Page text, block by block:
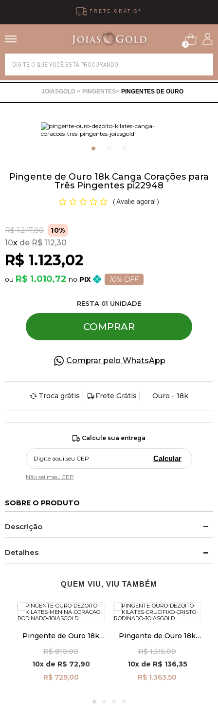
0
PINGENTES PINGENTES DE OURO
Pingente de Ouro 18k Canga Corações para
Três Pingentes pi22948
( Avalie agora! )
R$ 1.247,80 10%
R$ 1.123,02
10x R$ 112,30
R$ 1.010,72 PIX 10% OFF
RESTA 01 UNIDADE
COMPRAR
Comprar pelo WhatsApp
Troca grátis Frete Grátis Ouro - 18k
Calcule sua entrega
Calcular
Não sei meu CEP
SOBRE O PRODUTO
Descrição
Detalhes
QUEM VIU, VIU TAMBÉM
Pingente de Ouro 18k
Rodinado pi23344
R$ 810,00
10xde R$ 72,90
R$ 729,00
Pingente de Ouro 18k
Rodinado pi24486
R$ 1.515,00
10xde R$ 136,35
R$ 1.363,50
Alianças
Brincos
Gargantilhas
Pulseiras
Piercing
Pedras Preciosas
Presente
OFERTAS